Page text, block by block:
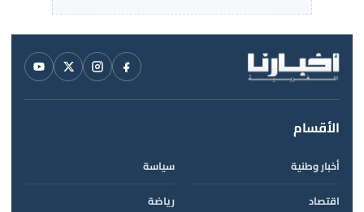
الأقسام
أخبار وطنية
سياسة
اقتصاد
رياضة